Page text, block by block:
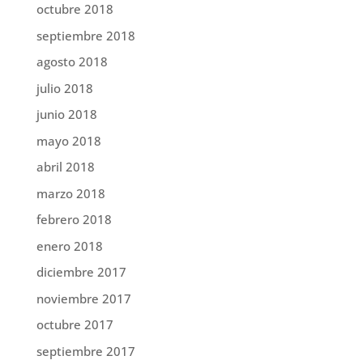
octubre 2018
septiembre 2018
agosto 2018
julio 2018
junio 2018
mayo 2018
abril 2018
marzo 2018
febrero 2018
enero 2018
diciembre 2017
noviembre 2017
octubre 2017
septiembre 2017